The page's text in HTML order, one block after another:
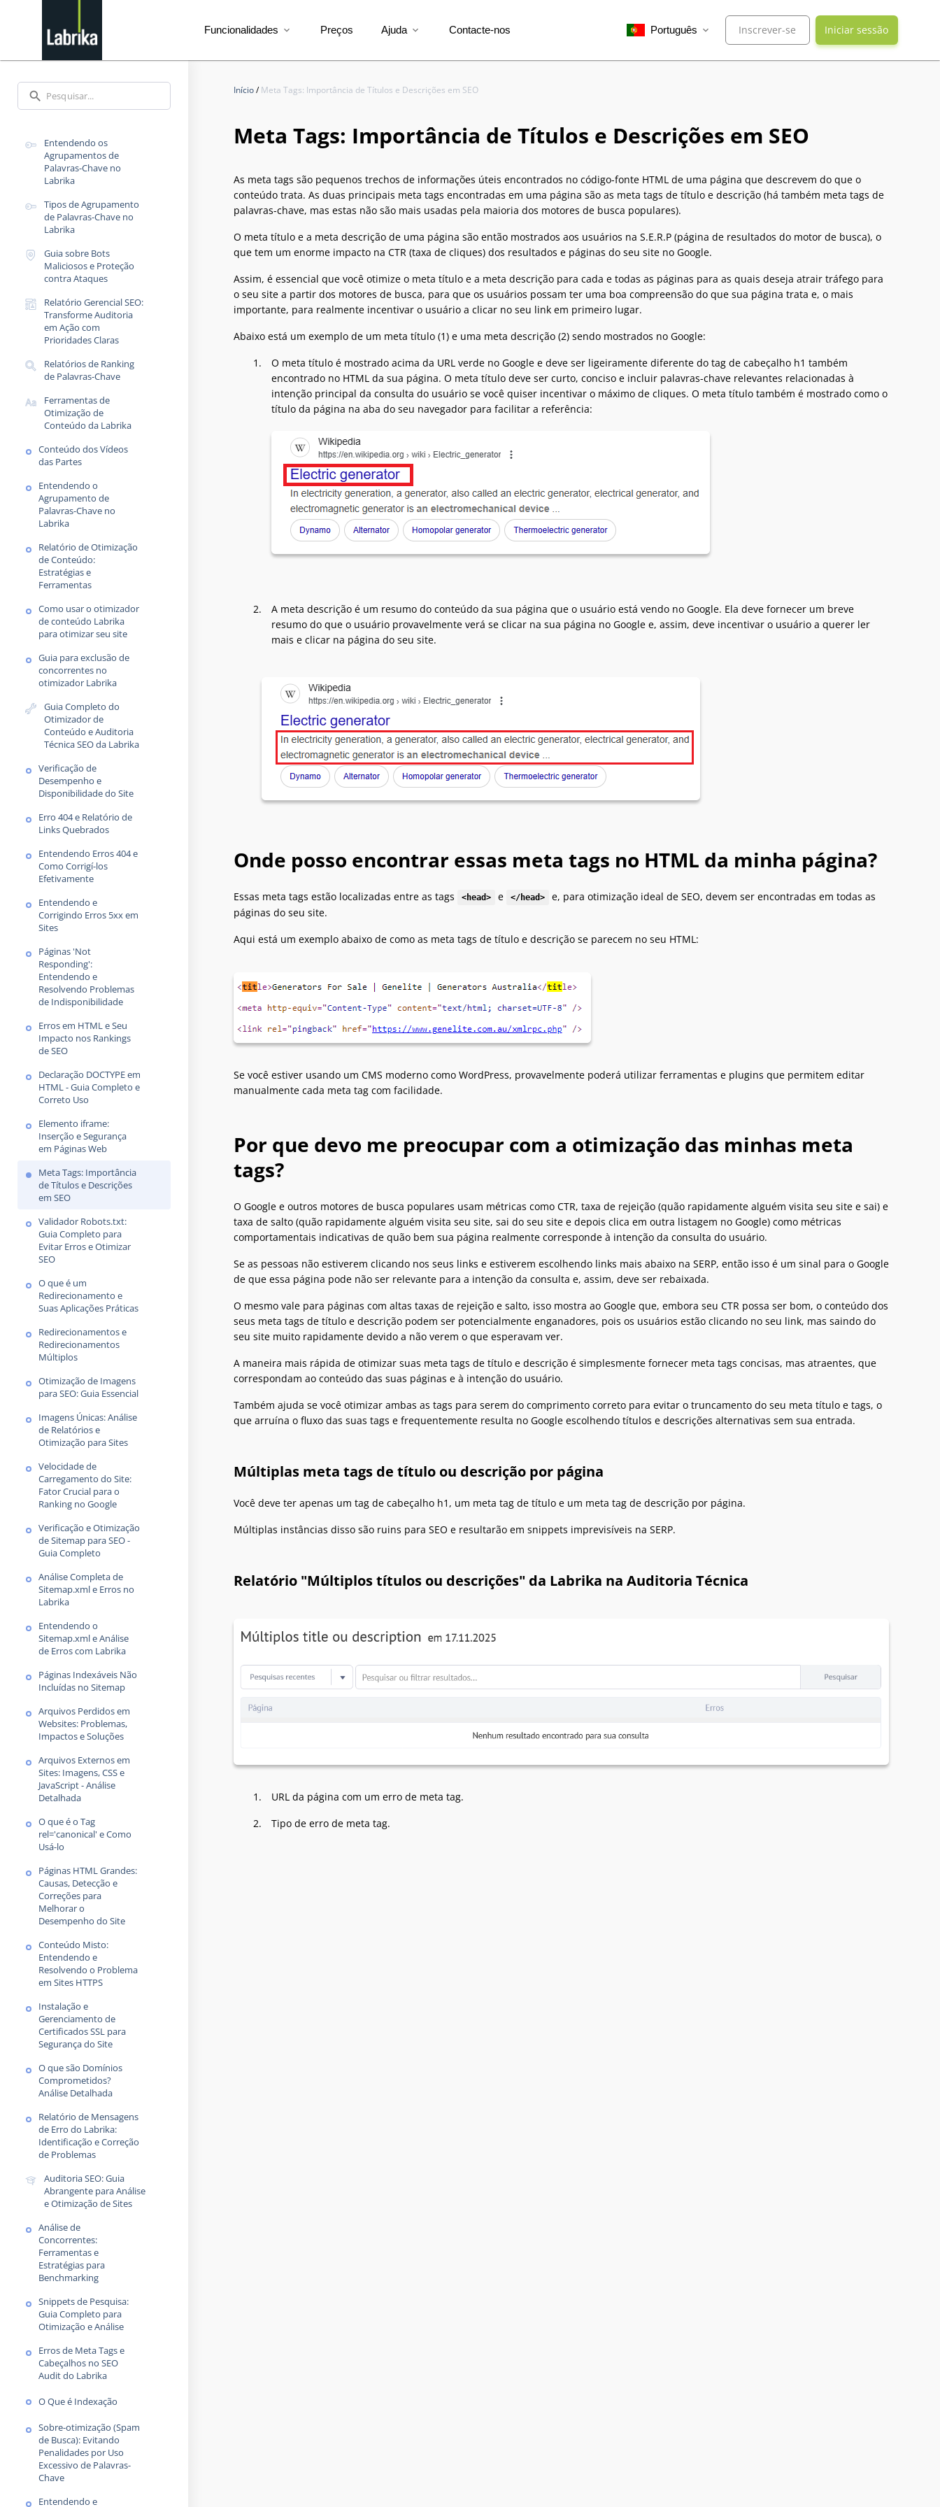
Funcionalidades expand_more Preços Ajuda expand_more Contacte-nos Português expand_more Inscrever-se Iniciar sessão
search
Entendendo os
Agrupamentos de
Palavras-Chave no
Labrika
Tipos de Agrupamento
de Palavras-Chave no
Labrika
Guia sobre Bots
Maliciosos e Proteção
contra Ataques
Relatório Gerencial SEO:
Transforme Auditoria
em Ação com
Prioridades Claras
Relatórios de Ranking
de Palavras-Chave
Ferramentas de
Otimização de
Conteúdo da Labrika
Conteúdo dos Vídeos
das Partes
Entendendo o
Agrupamento de
Palavras-Chave no
Labrika
Relatório de Otimização
de Conteúdo:
Estratégias e
Ferramentas
Como usar o otimizador
de conteúdo Labrika
para otimizar seu site
Guia para exclusão de
concorrentes no
otimizador Labrika
Guia Completo do
Otimizador de
Conteúdo e Auditoria
Técnica SEO da Labrika
Verificação de
Desempenho e
Disponibilidade do Site
Erro 404 e Relatório de
Links Quebrados
Entendendo Erros 404 e
Como Corrigí-los
Efetivamente
Entendendo e
Corrigindo Erros 5xx em
Sites
Páginas 'Not
Responding':
Entendendo e
Resolvendo Problemas
de Indisponibilidade
Erros em HTML e Seu
Impacto nos Rankings
de SEO
Declaração DOCTYPE em
HTML - Guia Completo e
Correto Uso
Elemento iframe:
Inserção e Segurança
em Páginas Web
Meta Tags: Importância
de Títulos e Descrições
em SEO
Validador Robots.txt:
Guia Completo para
Evitar Erros e Otimizar
SEO
O que é um
Redirecionamento e
Suas Aplicações Práticas
Redirecionamentos e
Redirecionamentos
Múltiplos
Otimização de Imagens
para SEO: Guia Essencial
Imagens Únicas: Análise
de Relatórios e
Otimização para Sites
Velocidade de
Carregamento do Site:
Fator Crucial para o
Ranking no Google
Verificação e Otimização
de Sitemap para SEO -
Guia Completo
Análise Completa de
Sitemap.xml e Erros no
Labrika
Entendendo o
Sitemap.xml e Análise
de Erros com Labrika
Páginas Indexáveis Não
Incluídas no Sitemap
Arquivos Perdidos em
Websites: Problemas,
Impactos e Soluções
Arquivos Externos em
Sites: Imagens, CSS e
JavaScript - Análise
Detalhada
O que é o Tag
rel='canonical' e Como
Usá-lo
Páginas HTML Grandes:
Causas, Detecção e
Correções para
Melhorar o
Desempenho do Site
Conteúdo Misto:
Entendendo e
Resolvendo o Problema
em Sites HTTPS
Instalação e
Gerenciamento de
Certificados SSL para
Segurança do Site
O que são Domínios
Comprometidos?
Análise Detalhada
Relatório de Mensagens
de Erro do Labrika:
Identificação e Correção
de Problemas
Auditoria SEO: Guia
Abrangente para Análise
e Otimização de Sites
Análise de
Concorrentes:
Ferramentas e
Estratégias para
Benchmarking
Snippets de Pesquisa:
Guia Completo para
Otimização e Análise
Erros de Meta Tags e
Cabeçalhos no SEO
Audit do Labrika
O Que é Indexação
Sobre-otimização (Spam
de Busca): Evitando
Penalidades por Uso
Excessivo de Palavras-
Chave
Entendendo e
Início/Meta Tags: Importância de Títulos e Descrições em SEO
Meta Tags: Importância de Títulos e Descrições em SEO
As meta tags são pequenos trechos de informações úteis encontrados no código-fonte HTML de uma página que descrevem do que o
conteúdo trata. As duas principais meta tags encontradas em uma página são as meta tags de título e descrição (há também meta tags de
palavras-chave, mas estas não são mais usadas pela maioria dos motores de busca populares).
O meta título e a meta descrição de uma página são então mostrados aos usuários na S.E.R.P (página de resultados do motor de busca), o
que tem um enorme impacto na CTR (taxa de cliques) dos resultados e páginas do seu site no Google.
Assim, é essencial que você otimize o meta título e a meta descrição para cada e todas as páginas para as quais deseja atrair tráfego para
o seu site a partir dos motores de busca, para que os usuários possam ter uma boa compreensão do que sua página trata e, o mais
importante, para realmente incentivar o usuário a clicar no seu link em primeiro lugar.
Abaixo está um exemplo de um meta título (1) e uma meta descrição (2) sendo mostrados no Google:
O meta título é mostrado acima da URL verde no Google e deve ser ligeiramente diferente do tag de cabeçalho h1 também
encontrado no HTML da sua página. O meta título deve ser curto, conciso e incluir palavras-chave relevantes relacionadas à
intenção principal da consulta do usuário se você quiser incentivar o máximo de cliques. O meta título também é mostrado como o
título da página na aba do seu navegador para facilitar a referência:
A meta descrição é um resumo do conteúdo da sua página que o usuário está vendo no Google. Ela deve fornecer um breve
resumo do que o usuário provavelmente verá se clicar na sua página no Google e, assim, deve incentivar o usuário a querer ler
mais e clicar na página do seu site.
Onde posso encontrar essas meta tags no HTML da minha página?
Essas meta tags estão localizadas entre as tags <head> e </head>
e, para otimização ideal de SEO, devem ser encontradas em todas as
páginas do seu site.
Aqui está um exemplo abaixo de como as meta tags de título e descrição se parecem no seu HTML:
Se você estiver usando um CMS moderno como WordPress, provavelmente poderá utilizar ferramentas e plugins que permitem editar
manualmente cada meta tag com facilidade.
Por que devo me preocupar com a otimização das minhas meta
tags?
O Google e outros motores de busca populares usam métricas como CTR, taxa de rejeição (quão rapidamente alguém visita seu site e sai) e
taxa de salto (quão rapidamente alguém visita seu site, sai do seu site e depois clica em outra listagem no Google) como métricas
comportamentais indicativas de quão bem sua página realmente corresponde à intenção da consulta do usuário.
Se as pessoas não estiverem clicando nos seus links e estiverem escolhendo links mais abaixo na SERP, então isso é um sinal para o Google
de que essa página pode não ser relevante para a intenção da consulta e, assim, deve ser rebaixada.
O mesmo vale para páginas com altas taxas de rejeição e salto, isso mostra ao Google que, embora seu CTR possa ser bom, o conteúdo dos
seus meta tags de título e descrição podem ser potencialmente enganadores, pois os usuários estão clicando no seu link, mas saindo do
seu site muito rapidamente devido a não verem o que esperavam ver.
A maneira mais rápida de otimizar suas meta tags de título e descrição é simplesmente fornecer meta tags concisas, mas atraentes, que
correspondam ao conteúdo das suas páginas e à intenção do usuário.
Também ajuda se você otimizar ambas as tags para serem do comprimento correto para evitar o truncamento do seu meta título e tags, o
que arruína o fluxo das suas tags e frequentemente resulta no Google escolhendo títulos e descrições alternativas sem sua entrada.
Múltiplas meta tags de título ou descrição por página
Você deve ter apenas um tag de cabeçalho h1, um meta tag de título e um meta tag de descrição por página.
Múltiplas instâncias disso são ruins para SEO e resultarão em snippets imprevisíveis na SERP.
Relatório "Múltiplos títulos ou descrições" da Labrika na Auditoria Técnica
URL da página com um erro de meta tag.
Tipo de erro de meta tag.